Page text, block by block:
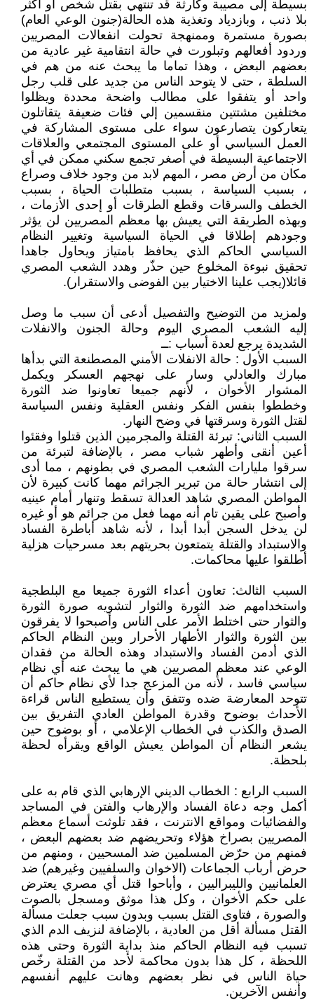
بسيطة إلى مصيبة وكارثة قد تنتهي بقتل شخص أو أكثر
بلا ذنب ، وبازدياد وتغذية هذه الحالة(جنون الوعي العام)
بصورة مستمرة وممنهجة تحولت انفعالات المصريين
وردود أفعالهم وتبلورت في حالة انتقامية غير عادية من
بعضهم البعض ، وهذا تماما ما يبحث عنه من هم في
السلطة ، حتى لا يتوحد الناس من جديد على قلب رجل
واحد أو يتفقوا على مطالب واضحة محددة ويظلوا
مختلفين مشتتين منقسمين إلي فئات ضعيفة يتقاتلون
يتعاركون يتصارعون سواء على مستوى المشاركة في
العمل السياسي أو على المستوى المجتمعي والعلاقات
الاجتماعية البسيطة في أصغر تجمع سكني ممكن في أي
مكان من أرض مصر ، المهم لابد من وجود خلاف وصراع
، بسبب السياسة ، بسبب متطلبات الحياة ، بسبب
الخطف والسرقات وقطع الطرقات أو إحدى الأزمات ،
وبهذه الطريقة التي يعيش بها معظم المصريين لن يؤثر
وجودهم إطلاقا في الحياة السياسية وتغيير النظام
السياسي الحاكم الذي يحافظ بامتياز ويحاول جاهدا
تحقيق نبوءة المخلوع حين حذّر وهدد الشعب المصري
قائلا(يجب علينا الاختيار بين الفوضى والاستقرار).
ولمزيد من التوضيح والتفصيل أدعى أن سبب ما وصل
إليه الشعب المصري اليوم وحالة الجنون والانفلات
الشديدة يرجع لعدة أسباب :ــ
السبب الأول : حالة الانفلات الأمني المصطنعة التي بدأها
مبارك والعادلي وسار على نهجهم العسكر ويكمل
المشوار الأخوان ، لأنهم جميعا تعاونوا ضد الثورة
وخططوا بنفس الفكر ونفس العقلية ونفس السياسة
لقتل الثورة وسرقتها في وضح النهار.
السبب الثاني: تبرئة القتلة والمجرمين الذين قتلوا وفقئوا
أعين أنقى وأطهر شباب مصر ، بالإضافة لتبرئة من
سرقوا مليارات الشعب المصري في بطونهم ، مما أدى
إلى انتشار حالة من تبرير الجرائم مهما كانت كبيرة لأن
المواطن المصري شاهد العدالة تسقط وتنهار أمام عينيه
وأصبح على يقين تام أنه مهما فعل من جرائم هو أو غيره
لن يدخل السجن أبدا أبدا ، لأنه شاهد أباطرة الفساد
والاستبداد والقتلة يتمتعون بحريتهم بعد مسرحيات هزلية
أطلقوا عليها محاكمات.
السبب الثالث: تعاون أعداء الثورة جميعا مع البلطجية
واستخدامهم ضد الثورة والثوار لتشويه صورة الثورة
والثوار حتى اختلط الأمر على الناس وأصبحوا لا يفرقون
بين الثورة والثوار الأطهار الأحرار وبين النظام الحاكم
الذي أدمن الفساد والاستبداد وهذه الحالة من فقدان
الوعي عند معظم المصريين هي ما يبحث عنه أي نظام
سياسي فاسد ، لأنه من المزعج جدا لأي نظام حاكم أن
تتوحد المعارضة ضده وتتفق وأن يستطيع الناس قراءة
الأحداث بوضوح وقدرة المواطن العادي التفريق بين
الصدق والكذب في الخطاب الإعلامي ، أو بوضوح حين
يشعر النظام أن المواطن يعيش الواقع ويقرأه لحظة
بلحظة.
السبب الرابع : الخطاب الديني الإرهابي الذي قام به على
أكمل وجه دعاة الفساد والإرهاب والفتن في المساجد
والفضائيات ومواقع الانترنت ، فقد تلوثت أسماع معظم
المصريين بصراخ هؤلاء وتحريضهم ضد بعضهم البعض ،
فمنهم من حرّض المسلمين ضد المسحيين ، ومنهم من
حرض أرباب الجماعات (الاخوان والسلفيين وغيرهم) ضد
العلمانيين والليبراليين ، وأباحوا قتل أي مصري يعترض
على حكم الأخوان ، وكل هذا موثق ومسجل بالصوت
والصورة ، فتاوى القتل بسبب وبدون سبب جعلت مسألة
القتل مسألة أقل من العادية ، بالإضافة لنزيف الدم الذي
تسبب فيه النظام الحاكم منذ بداية الثورة وحتى هذه
اللحظة ، كل هذا بدون محاكمة لأحد من القتلة رخّص
حياة الناس في نظر بعضهم وهانت عليهم أنفسهم
وأنفس الآخرين.